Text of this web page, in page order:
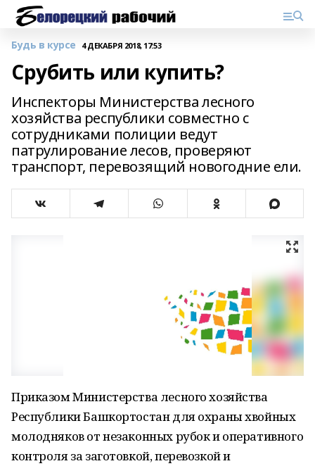
Будь в курсе 4 ДЕКАБРЯ 2018, 17:53
Срубить или купить?
Инспекторы Министерства лесного
хозяйства республики совместно с
сотрудниками полиции ведут
патрулирование лесов, проверяют
транспорт, перевозящий новогодние ели.
Приказом Министерства лесного хозяйства
Республики Башкортостан для охраны хвойных
молодняков от незаконных рубок и оперативного
контроля за заготовкой, перевозкой и